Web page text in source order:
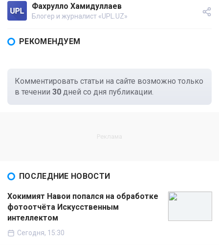
Фахрулло Хамидуллаев
Блогер и журналист «UPL.UZ»
РЕКОМЕНДУЕМ
Комментировать статьи на сайте возможно только
в течении 30 дней со дня публикации.
ПОСЛЕДНИЕ НОВОСТИ
Хокимият Навои попался на обработке
фотоотчёта Искусственным
интеллектом
Сегодня, 15:30